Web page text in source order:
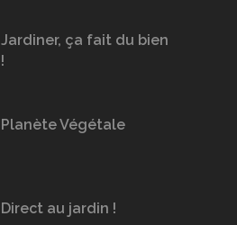
Jardiner, ça fait du bien
!
Planète Végétale
Direct au jardin !